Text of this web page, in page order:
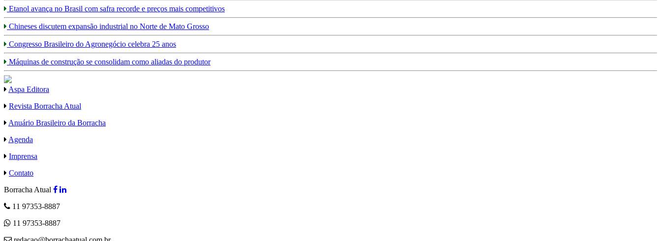
Etanol avança no Brasil com safra recorde e preços mais competitivos
Chineses discutem expansão industrial no Norte de Mato Grosso
Congresso Brasileiro do Agronegócio celebra 25 anos
Máquinas de construção se consolidam como aliadas do produtor
Aspa Editora
Revista Borracha Atual
Anuário Brasileiro da Borracha
Agenda
Imprensa
Contato
Borracha Atual
11 97353-8887
11 97353-8887